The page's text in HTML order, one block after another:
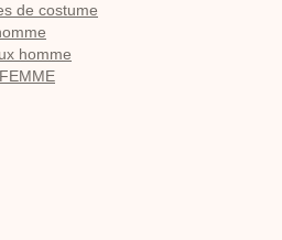
de costume
homme